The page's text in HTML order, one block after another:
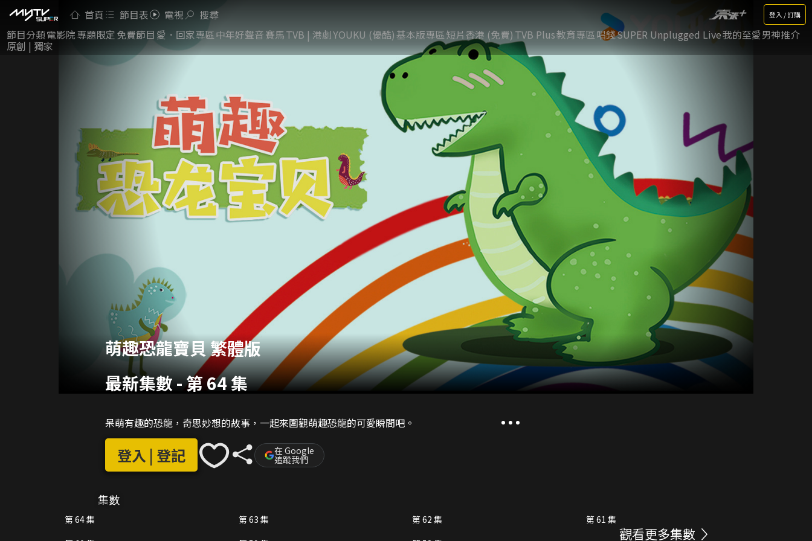
首頁 節目表 電視 搜尋 登入 / 訂購
節目分類電影院專題限定 免費節目 愛．回家專區中年好聲音賽馬TVB | 港劇YOUKU (優酷)基本版專區短片香港 (免費) TVB Plus教育專區唱錢SUPER Unplugged Live我的至愛男神推介
原創 | 獨家
萌趣恐龍寶貝 繁體版
最新集數-第 64 集
呆萌有趣的恐龍，奇思妙想的故事，一起來圍觀萌趣恐龍的可愛瞬間吧。
登入 | 登記 在 Google
追蹤我們
集數
第 64 集 第 63 集 第 62 集
第 61 集
觀看更多集數